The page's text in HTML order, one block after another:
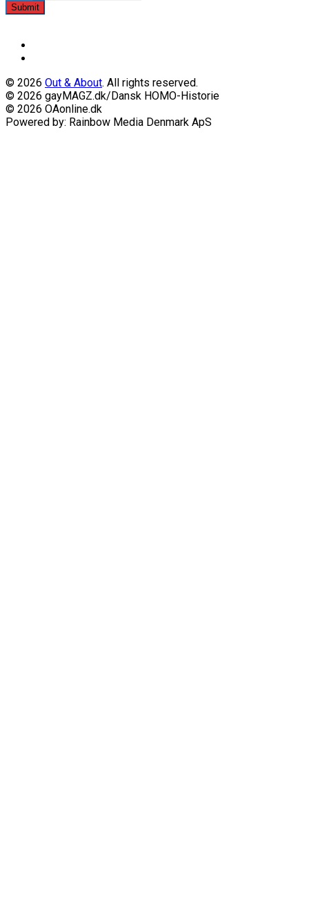
Submit
© 2026 Out & About. All rights reserved.
© 2026 gayMAGZ.dk/Dansk HOMO-Historie
© 2026 OAonline.dk
Powered by: Rainbow Media Denmark ApS